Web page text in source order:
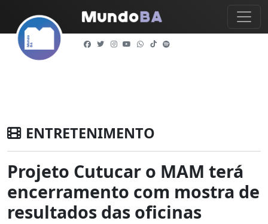
ENTRETENIMENTO
Projeto Cutucar o MAM terá
encerramento com mostra de
resultados das oficinas